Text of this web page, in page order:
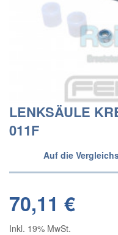
LENKSÄULE
011F
Auf die
70,11 €
Inkl. 19% MwSt.